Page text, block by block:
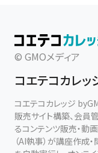
© GMOメディア
コエテコカレッ
コエテコカレッジ
販売サイト構築、会員
るコンテンツ販売・動
（AI執事）が講座作成